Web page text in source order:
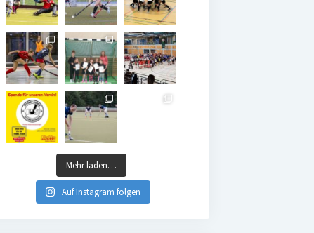
Mehr laden…
Auf Instagram folgen